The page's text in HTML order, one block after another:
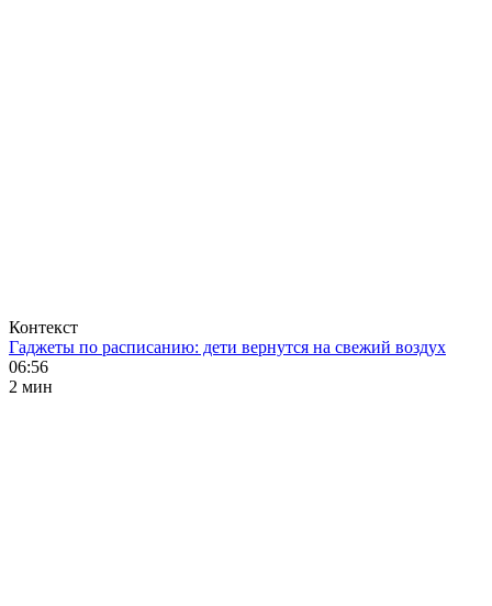
Контекст
Гаджеты по расписанию: дети вернутся на свежий воздух
06:56
2 мин